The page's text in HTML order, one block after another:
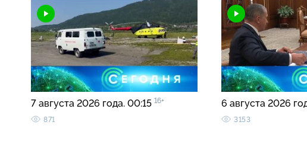
7 августа 2026 года. 00:15 16+
871
6 августа 2026
3153